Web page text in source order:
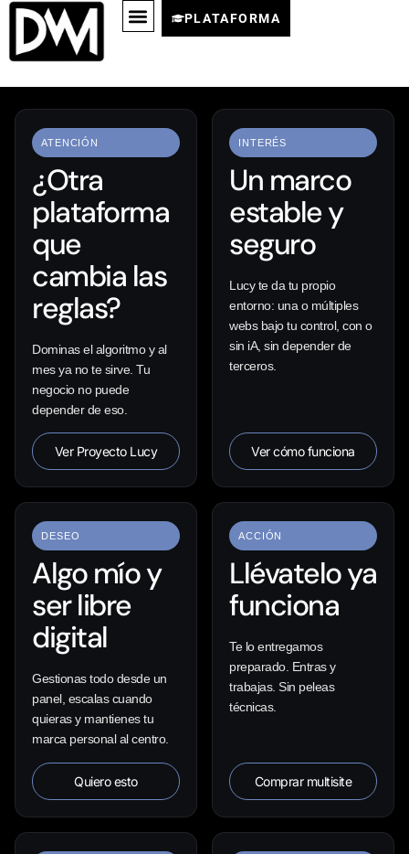
PLATAFORMA
ATENCIÓN
¿Otra
plataforma
que
cambia las
reglas?
Dominas el algoritmo y al
mes ya no te sirve. Tu
negocio no puede
depender de eso.
Ver Proyecto Lucy
INTERÉS
Un marco
estable y
seguro
Lucy te da tu propio
entorno: una o múltiples
webs bajo tu control, con o
sin iA, sin depender de
terceros.
Ver cómo funciona
DESEO
Algo mío y
ser libre
digital
Gestionas todo desde un
panel, escalas cuando
quieras y mantienes tu
marca personal al centro.
Quiero esto
ACCIÓN
Llévatelo ya
funciona
Te lo entregamos
preparado. Entras y
trabajas. Sin peleas
técnicas.
Comprar multisite